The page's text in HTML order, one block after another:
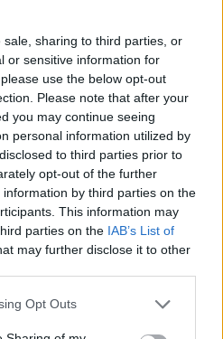
sharing to third parties, or
or sensitive information for
use the below opt-out
Please note that after your
you may continue seeing
personal information utilized by
to third parties prior to
opt-out of the further
by third parties on the
This information may
parties on the IAB’s List of
may further disclose it to other
Opt Outs
της
στη
-
Δημήτρη